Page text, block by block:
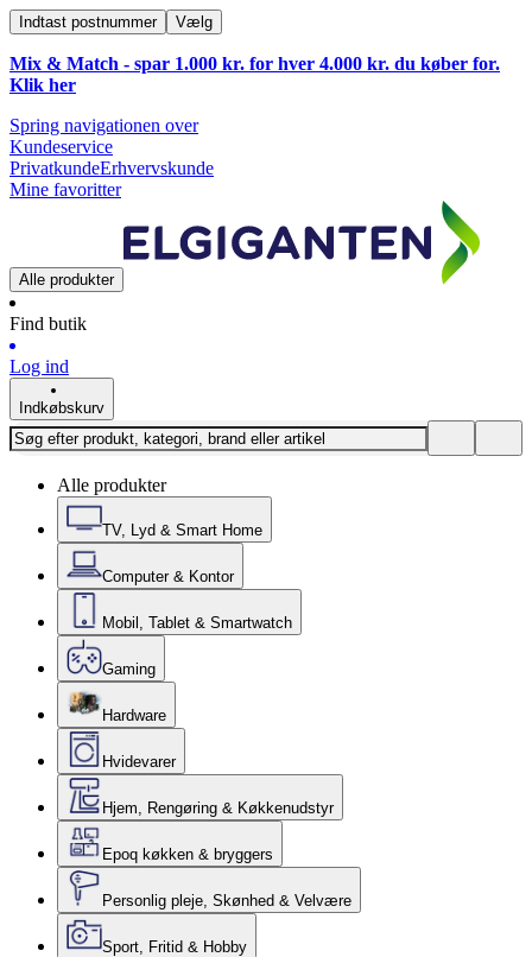
Indtast postnummer Vælg
Mix & Match - spar 1.000 kr. for hver 4.000 kr. du køber for.
Klik her
Spring navigationen over
Kundeservice
PrivatkundeErhvervskunde
Mine favoritter
Alle produkter
Find butik
Log ind
Indkøbskurv
Alle produkter
TV, Lyd & Smart Home
Computer & Kontor
Mobil, Tablet & Smartwatch
Gaming
Hardware
Hvidevarer
Hjem, Rengøring & Køkkenudstyr
Epoq køkken & bryggers
Personlig pleje, Skønhed & Velvære
Sport, Fritid & Hobby